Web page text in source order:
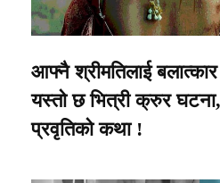
आफ्नै श्रीमतिलाई
यस्तो छ भित्री क्रुर
प्रवृतिको कथा !